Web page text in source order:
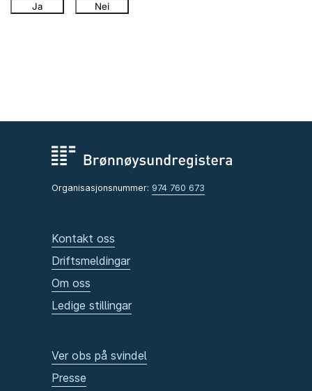
Ja Nei
Organisasjonsnummer: 974 760 673
Kontakt oss
Driftsmeldingar
Om oss
Ledige stillingar
Ver obs på svindel
Presse